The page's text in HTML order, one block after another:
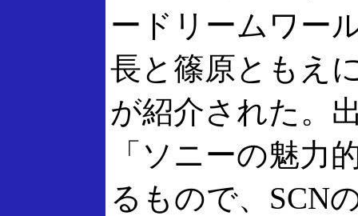
ードリームワー
長と篠原ともえ
が紹介された。
「ソニーの魅力
るもので、SCN